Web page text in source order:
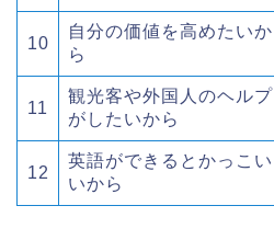
10
自分の価値を高めたいか
ら
11
観光客や外国人のヘルプ
がしたいから
12
英語ができるとかっこい
いから